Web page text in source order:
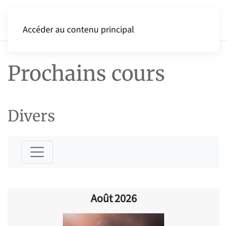
Accéder au contenu principal
Prochains cours
Divers
Août 2026